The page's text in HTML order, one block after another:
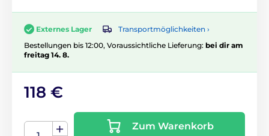
Externes Lager
Transportmöglichkeiten ›
Bestellungen bis 12:00, Voraussichtliche Lieferung: bei dir am
freitag 14. 8.
118 €
Zum Warenkorb